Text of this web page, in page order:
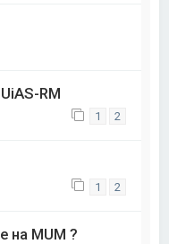
RM
1 2
1 2
на MUM ?